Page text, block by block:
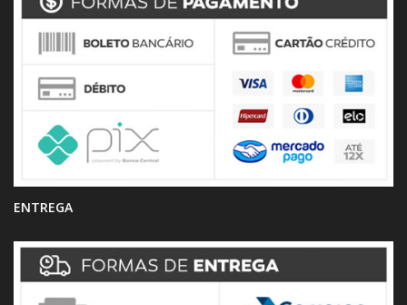
ENTREGA